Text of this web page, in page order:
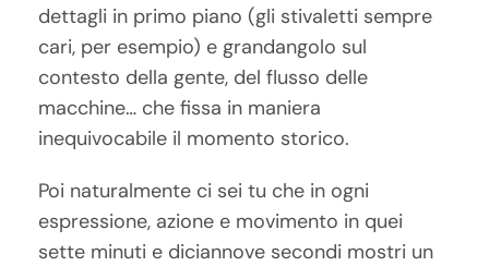
dettagli in primo piano (gli stivaletti sempre
cari, per esempio) e grandangolo sul
contesto della gente, del flusso delle
macchine… che fissa in maniera
inequivocabile il momento storico.
Poi naturalmente ci sei tu che in ogni
espressione, azione e movimento in quei
sette minuti e diciannove secondi mostri un